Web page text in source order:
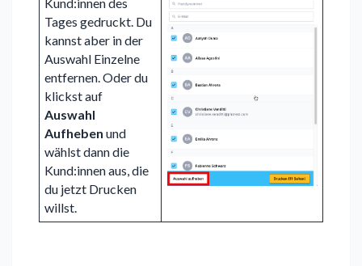
Tages gedruckt. Du
kannst aber in der
Auswahl Einzelne
entfernen. Oder du
klickst auf
Auswahl
Aufheben und
wählst dann die
Kund:innen aus, die
du jetzt Drucken
willst.